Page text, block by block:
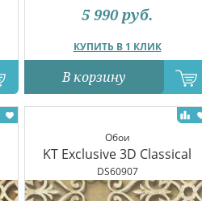
КУПИТЬ В 1 КЛИК
5 990 руб.
В корзину
Обои
KT Exclusive 3D Classical
DS60907